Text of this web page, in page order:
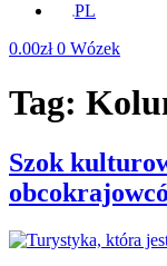
PL
0.00zł 0 Wózek
Tag:
Szok